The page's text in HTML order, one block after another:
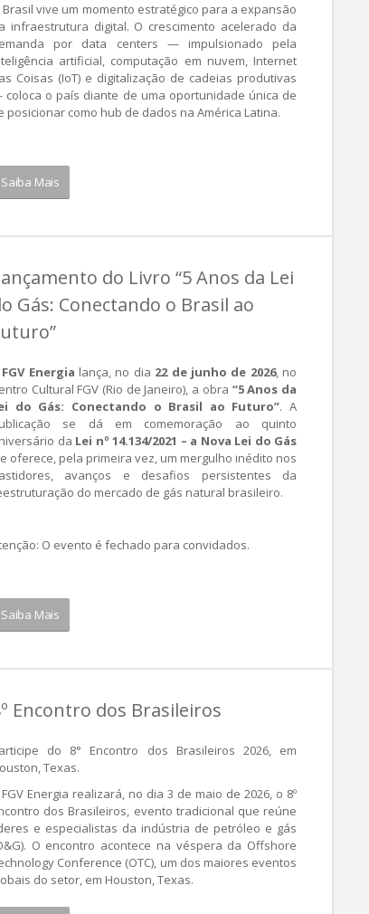
Brasil vive um momento estratégico para a expansão
infraestrutura digital. O crescimento acelerado da
por data centers — impulsionado pela
artificial, computação em nuvem, Internet
Coisas (IoT) e digitalização de cadeias produtivas
o país diante de uma oportunidade única de
posicionar como hub de dados na América Latina.
Saiba Mais
do Livro “5 Anos da Lei
Gás: Conectando o Brasil ao
FGV Energia lança, no dia 22 de junho de 2026, no
Cultural FGV (Rio de Janeiro), a obra “5 Anos da
do Gás: Conectando o Brasil ao Futuro”. A
se dá em comemoração ao quinto
da Lei nº 14.134/2021 – a Nova Lei do Gás
oferece, pela primeira vez, um mergulho inédito nos
avanços e desafios persistentes da
do mercado de gás natural brasileiro.
O evento é fechado para convidados.
Saiba Mais
Encontro dos Brasileiros
do 8° Encontro dos Brasileiros 2026, em
Texas.
Energia realizará, no dia 3 de maio de 2026, o 8º
dos Brasileiros, evento tradicional que reúne
e especialistas da indústria de petróleo e gás
O encontro acontece na véspera da Offshore
Conference (OTC), um dos maiores eventos
do setor, em Houston, Texas.